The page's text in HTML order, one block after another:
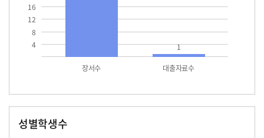
4
8
12
16
장서수 대출자료수
1
성별학생수